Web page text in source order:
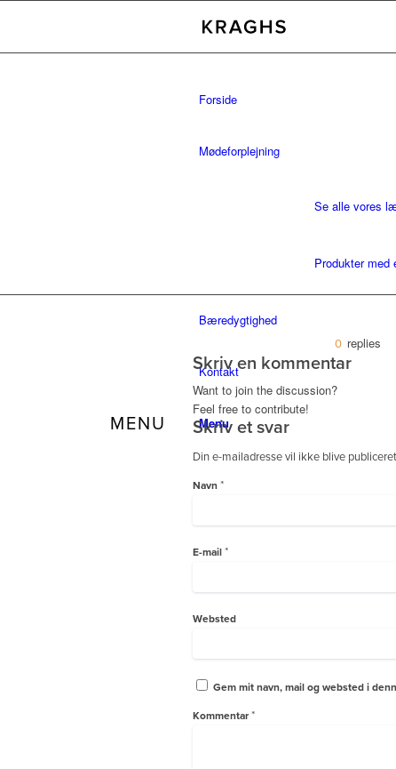
Forside
Mødeforplejning
Se alle vores
Produkter med
Bæredygtighed
Kontakt
Menu
0 replies
Skriv en kommentar
Want to join the discussion?
Feel free to contribute!
Skriv et svar
Din e-mailadresse vil ikke blive
Navn *
E-mail *
Websted
Gem mit navn, mail og websted i
Kommentar *